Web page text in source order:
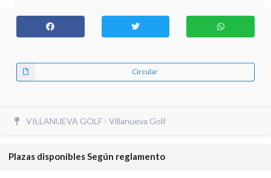
Circular
VILLANUEVA GOLF - Villanueva Golf
Plazas disponiblesSegún reglamento